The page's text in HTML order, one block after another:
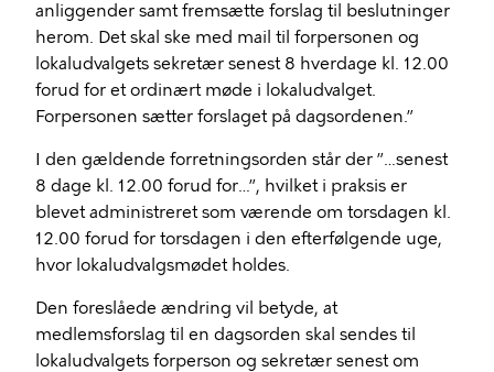
anliggender samt fremsætte forslag til beslutninger
herom. Det skal ske med mail til forpersonen og
lokaludvalgets sekretær senest 8 hverdage kl. 12.00
forud for et ordinært møde i lokaludvalget.
Forpersonen sætter forslaget på dagsordenen.”
I den gældende forretningsorden står der ”…senest
8 dage kl. 12.00 forud for…”, hvilket i praksis er
blevet administreret som værende om torsdagen kl.
12.00 forud for torsdagen i den efterfølgende uge,
hvor lokaludvalgsmødet holdes.
Den foreslåede ændring vil betyde, at
medlemsforslag til en dagsorden skal sendes til
lokaludvalgets forperson og sekretær senest om